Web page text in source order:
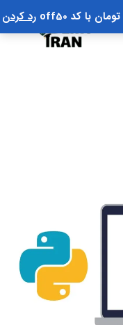
رد کردن